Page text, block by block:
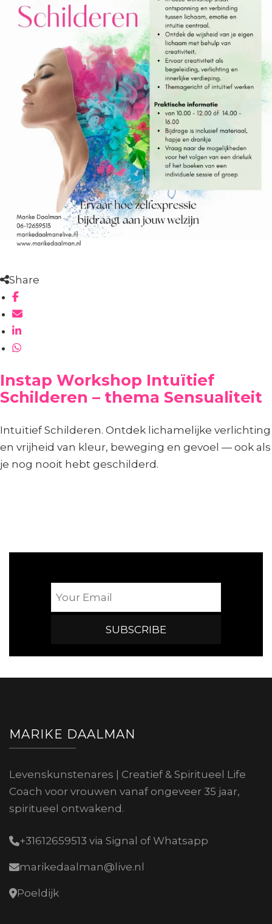
Share
Instap Workshop Intuïtief
Schilderen – thema Sensualiteit
Intuïtief Schilderen. Ontdek lichamelijke verlichting
en vrijheid van kleur, beweging en gevoel — ook als
je nog nooit hebt geschilderd.
MARIKE DAALMAN
Levenskunstenares | Creatief & Spiritueel Life
Coach voor vrouwen vanaf ongeveer 35 jaar,
spiritueel ontwakend.
+31612659513 via Signal of Whatsapp
marikedaalman@live.nl
Poeldijk